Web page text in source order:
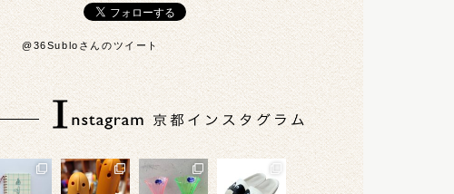
@36Subloさんのツイート